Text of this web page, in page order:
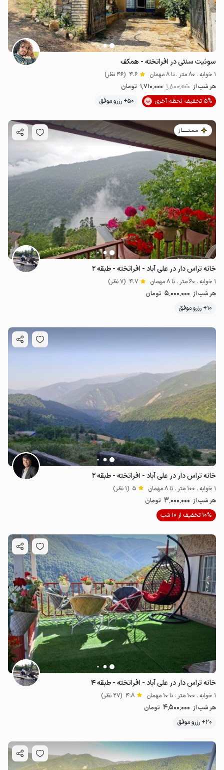
4.5 میلیون ت 4.8
سوئیت سنتی در افراتخته - همکف
1 خوابه . 80 متر . تا 8 مهمان 4.6 (46 نظر)
هر شب از 1٬800٬000 1٬710٬000 تومان
5% تخفیف لحظه آخری
50+ رزرو موفق
مـمـتــــــاز
خانه تراس دار در علی آباد - افراتخته - طبقه ۲
1 خوابه . 60 متر . تا 8 مهمان 4.7 (7 نظر)
هر شب از 5٬000٬000 تومان
10+ رزرو موفق
خانه تراس دار در علی آباد - افراتخته - طبقه ۲
1 خوابه . 100 متر . تا 8 مهمان 5 (1 نظر)
هر شب از 3٬000٬000 تومان
10% تخفیف از 10 شب
خانه تراس دار در علی آباد - افراتخته - طبقه ۴
1 خوابه . 100 متر . تا 10 مهمان 4.8 (27 نظر)
هر شب از 4٬500٬000 تومان
20+ رزرو موفق